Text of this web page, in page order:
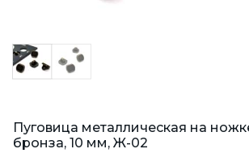
Пуговица металлическая на
бронза, 10 мм, Ж-02